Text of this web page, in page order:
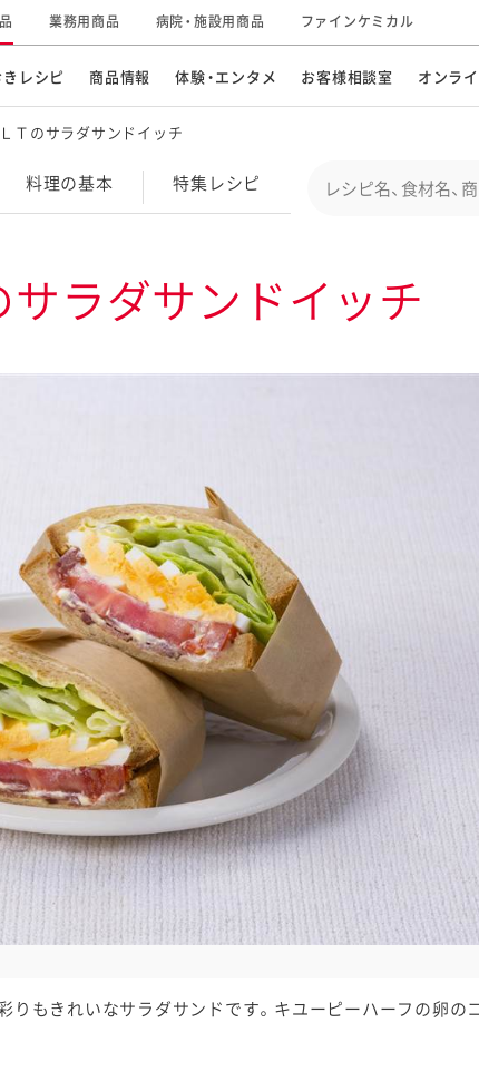
レシピ
特集レシピ
商品情報
ドレッシングなど
介護食
栄養・健康ケア商品
スキンケア用品
パッケージサラダ
体験・エンタメ
キユーピー３分
クッキング
テレビ・ラジオ
お客様相談室 オンラ
業務用商品 病院・施設用商品 ファインケミカル
企業情報 グループの事業
採用情報
Ｔのサラダサンドイッチ
料理の基本 特集 レシピ
ラダサンドイッチ
りもきれいなサラダサンドです。キユーピーハーフの卵の